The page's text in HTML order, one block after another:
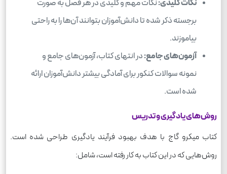
نکات کلیدی:نکات مهم و کلیدی در هر فصل به صورت
برجسته ذکر شده تا دانش‌آموزان بتوانند آن‌ها را به راحتی
بیاموزند.
آزمون‌های جامع:در انتهای کتاب، آزمون‌های جامع و
نمونه سوالات کنکور برای آمادگی بیشتر دانش‌آموزان ارائه
شده است.
روش‌های یادگیری و تدریس
کتاب میکرو گاج با هدف بهبود فرآیند یادگیری طراحی شده است.
روش‌هایی که در این کتاب به کار رفته است، شامل: